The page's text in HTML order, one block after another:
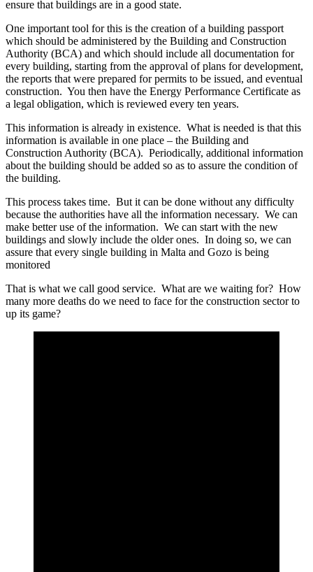
ensure that buildings are in a good state.
One important tool for this is the creation of a building passport
which should be administered by the Building and Construction
Authority (BCA) and which should include all documentation for
every building, starting from the approval of plans for development,
the reports that were prepared for permits to be issued, and eventual
construction. You then have the Energy Performance Certificate as
a legal obligation, which is reviewed every ten years.
This information is already in existence. What is needed is that this
information is available in one place – the Building and
Construction Authority (BCA). Periodically, additional information
about the building should be added so as to assure the condition of
the building.
This process takes time. But it can be done without any difficulty
because the authorities have all the information necessary. We can
make better use of the information. We can start with the new
buildings and slowly include the older ones. In doing so, we can
assure that every single building in Malta and Gozo is being
monitored
That is what we call good service. What are we waiting for? How
many more deaths do we need to face for the construction sector to
up its game?